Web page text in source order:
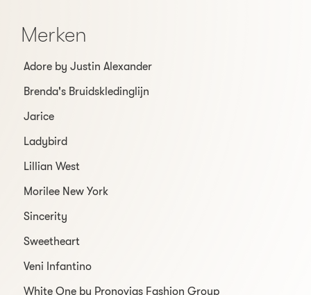
Merken
Adore by Justin Alexander
Brenda's Bruidskledinglijn
Jarice
Ladybird
Lillian West
Morilee New York
Sincerity
Sweetheart
Veni Infantino
White One by Pronovias Fashion Group